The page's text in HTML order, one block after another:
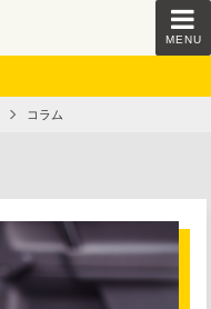
MENU
コラム